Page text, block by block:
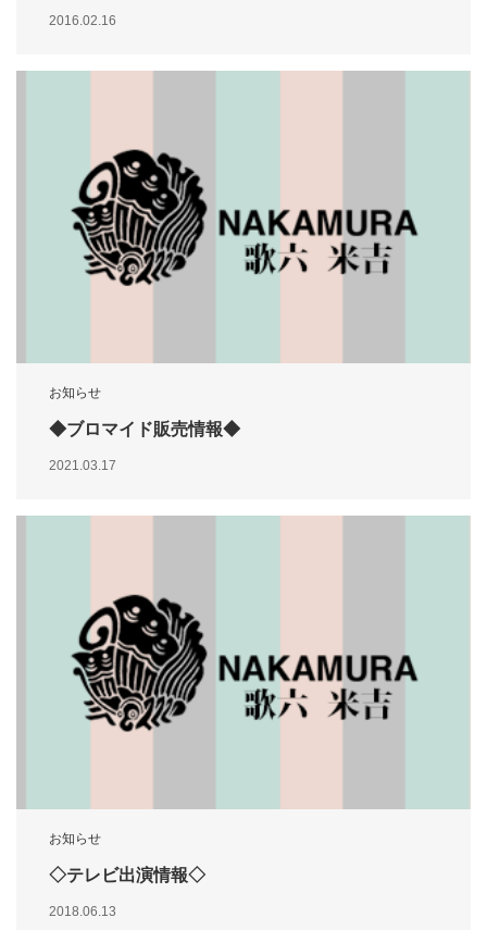
2016.02.16
お知らせ
◆ブロマイド販売情報◆
2021.03.17
お知らせ
◇テレビ出演情報◇
2018.06.13